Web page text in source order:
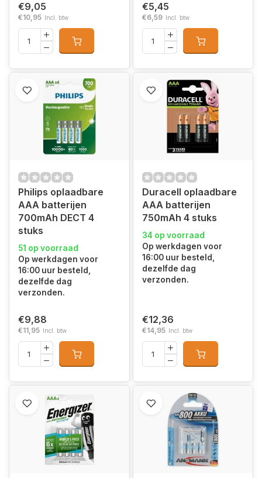
€9,05
€10,95 Incl. btw
€5,45
€6,59 Incl. btw
Philips oplaadbare
AAA batterijen
700mAh DECT 4
stuks
51 op voorraad
Op werkdagen voor
16:00 uur besteld,
dezelfde dag
verzonden.
€9,88
€11,95 Incl. btw
Duracell oplaadbare
AAA batterijen
750mAh 4 stuks
34 op voorraad
Op werkdagen voor
16:00 uur besteld,
dezelfde dag
verzonden.
€12,36
€14,95 Incl. btw